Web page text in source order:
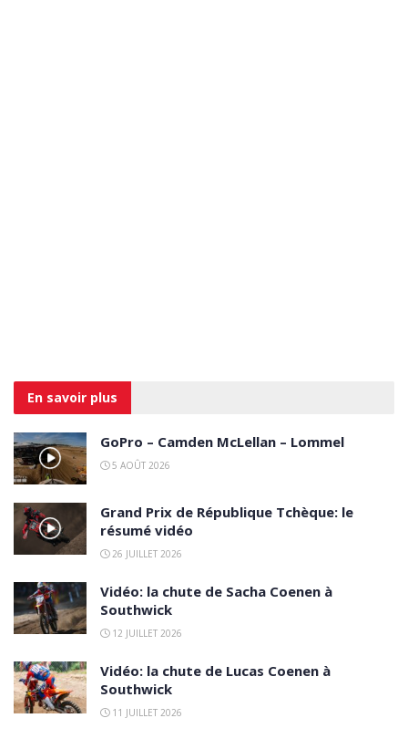
En savoir plus
GoPro – Camden McLellan – Lommel
5 AOÛT 2026
Grand Prix de République Tchèque: le
résumé vidéo
26 JUILLET 2026
Vidéo: la chute de Sacha Coenen à
Southwick
12 JUILLET 2026
Vidéo: la chute de Lucas Coenen à
Southwick
11 JUILLET 2026